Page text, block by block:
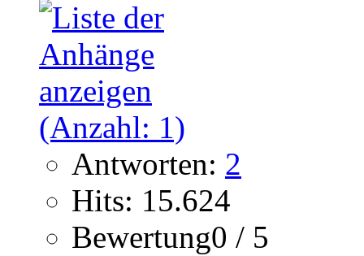
Antworten: 2
Hits: 15.624
Bewertung0 / 5